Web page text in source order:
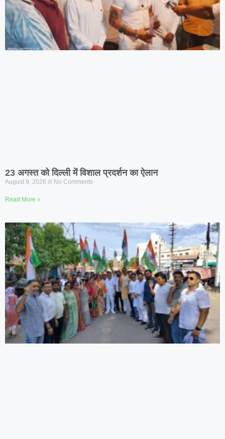
23 अगस्त को दिल्ली में विशाल प्रदर्शन का ऐलान
August 9, 2026 No Comments
Read More »